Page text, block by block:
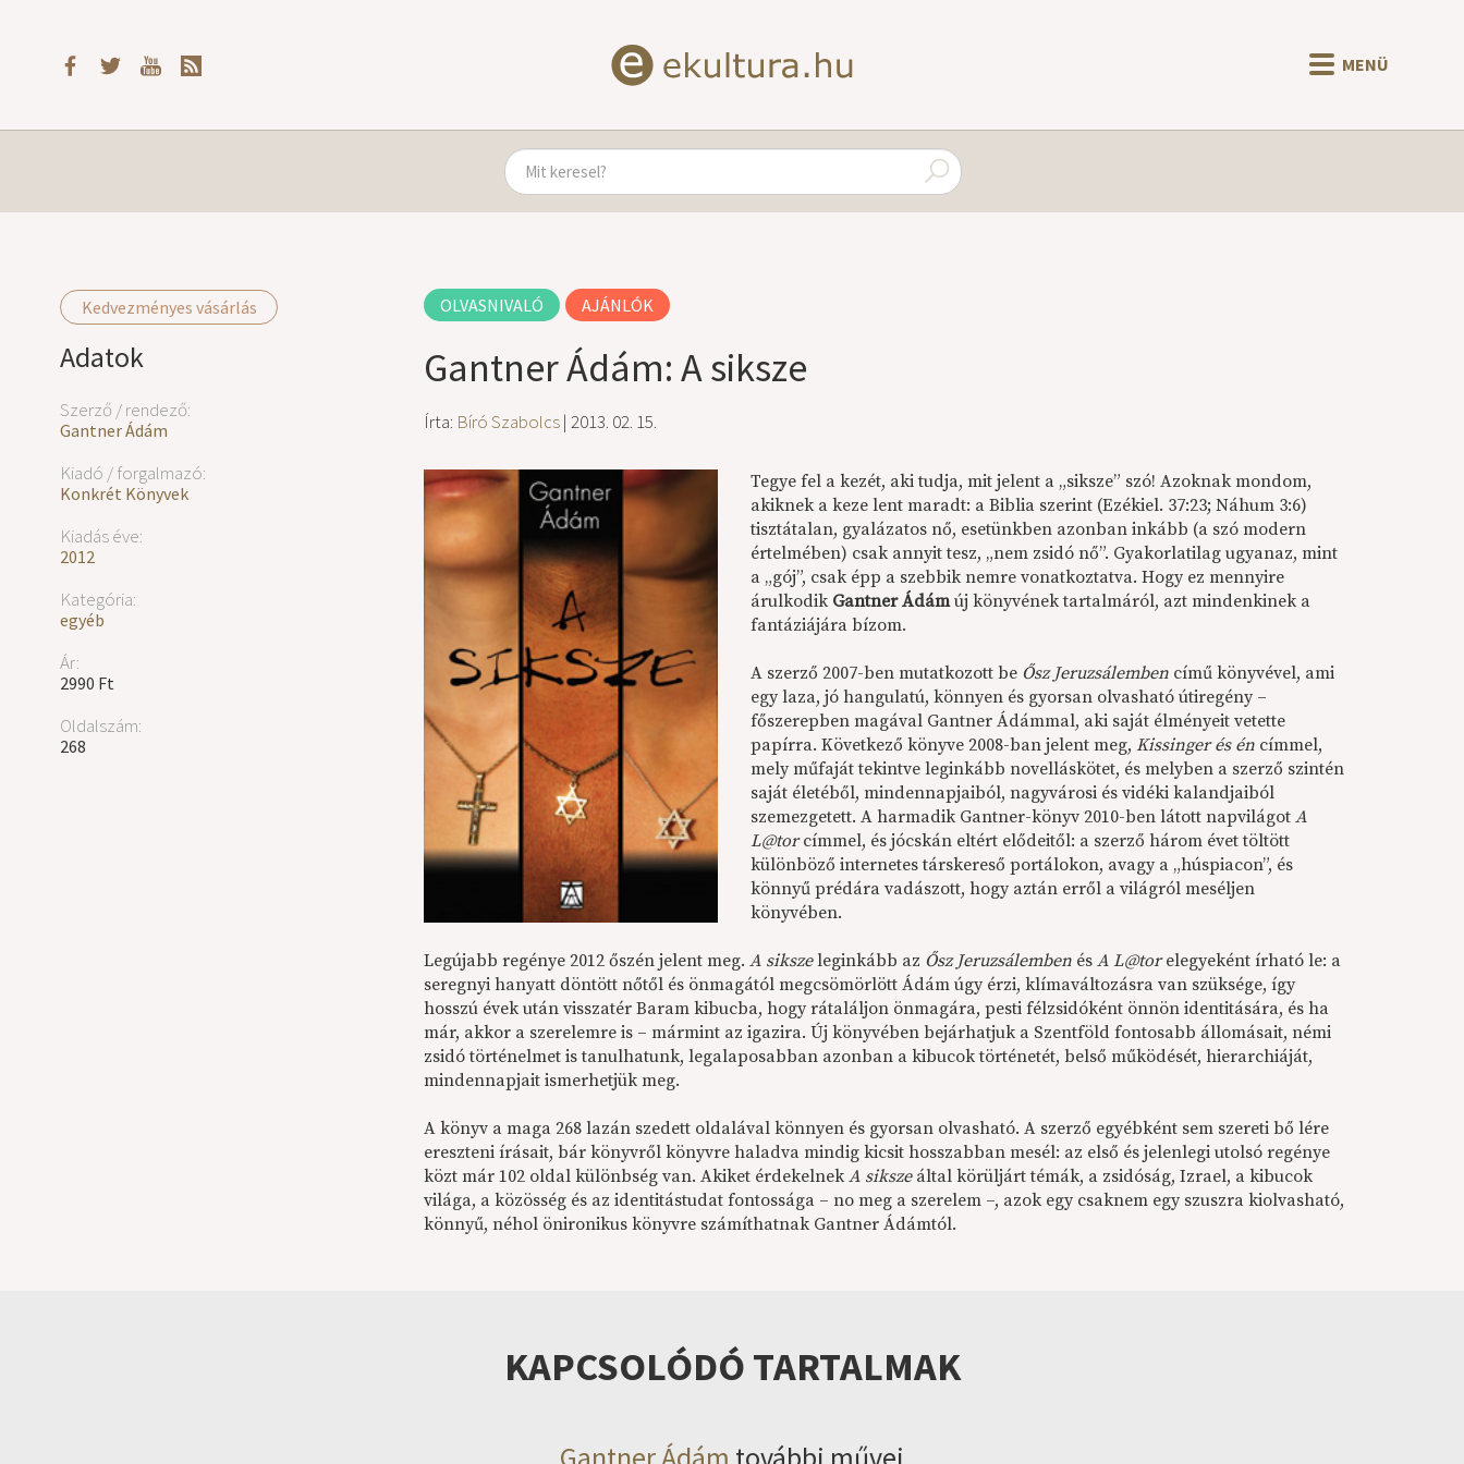
MENÜ
Kedvezményes vásárlás
Adatok
Szerző / rendező:
Gantner Ádám
Kiadó / forgalmazó:
Konkrét Könyvek
Kiadás éve:
2012
Kategória:
egyéb
Ár:
2990 Ft
Oldalszám:
268
OLVASNIVALÓ AJÁNLÓK
Gantner Ádám: A siksze
Írta: Bíró Szabolcs| 2013. 02. 15.
Tegye fel a kezét, aki tudja, mit jelent a „siksze” szó! Azoknak mondom,
akiknek a keze lent maradt: a Biblia szerint (Ezékiel. 37:23; Náhum 3:6)
tisztátalan, gyalázatos nő, esetünkben azonban inkább (a szó modern
értelmében) csak annyit tesz, „nem zsidó nő”. Gyakorlatilag ugyanaz, mint
a „gój”, csak épp a szebbik nemre vonatkoztatva. Hogy ez mennyire
árulkodik Gantner Ádámúj könyvének tartalmáról, azt mindenkinek a
fantáziájára bízom.
A szerző 2007-ben mutatkozott be Ősz Jeruzsálemben című könyvével, ami
egy laza, jó hangulatú, könnyen és gyorsan olvasható útiregény –
főszerepben magával Gantner Ádámmal, aki saját élményeit vetette
papírra. Következő könyve 2008-ban jelent meg,Kissinger és én címmel,
mely műfaját tekintve leginkább novelláskötet, és melyben a szerző szintén
saját életéből, mindennapjaiból, nagyvárosi és vidéki kalandjaiból
szemezgetett. A harmadik Gantner-könyv 2010-ben látott napvilágotA
L@torcímmel, és jócskán eltért elődeitől: a szerző három évet töltött
különböző internetes társkereső portálokon, avagy a „húspiacon”, és
könnyű prédára vadászott, hogy aztán erről a világról meséljen
könyvében.
Legújabb regénye 2012 őszén jelent meg.A sikszeleginkább az Ősz Jeruzsálemben ésA L@torelegyeként írható le: a
seregnyi hanyatt döntött nőtől és önmagától megcsömörlött Ádám úgy érzi, klímaváltozásra van szüksége, így
hosszú évek után visszatér Baram kibucba, hogy rátaláljon önmagára, pesti félzsidóként önnön identitására, és ha
már, akkor a szerelemre is – mármint az igazira. Új könyvében bejárhatjuk a Szentföld fontosabb állomásait, némi
zsidó történelmet is tanulhatunk, legalaposabban azonban a kibucok történetét, belső működését, hierarchiáját,
mindennapjait ismerhetjük meg.
A könyv a maga 268 lazán szedett oldalával könnyen és gyorsan olvasható. A szerző egyébként sem szereti bő lére
ereszteni írásait, bár könyvről könyvre haladva mindig kicsit hosszabban mesél: az első és jelenlegi utolsó regénye
közt már 102 oldal különbség van. Akiket érdekelnekA siksze által körüljárt témák, a zsidóság, Izrael, a kibucok
világa, a közösség és az identitástudat fontossága – no meg a szerelem –, azok egy csaknem egy szuszra kiolvasható,
könnyű, néhol önironikus könyvre számíthatnak Gantner Ádámtól.
KAPCSOLÓDÓ TARTALMAK